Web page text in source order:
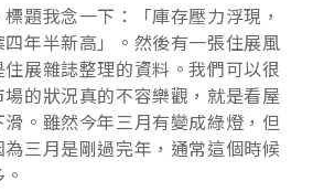
題我念一下：「庫存壓力浮現，
年半新高」。然後有一張住展風
展雜誌整理的資料。我們可以很
的狀況真的不容樂觀，就是看屋
。雖然今年三月有變成綠燈，但
三月是剛過完年，通常這個時候